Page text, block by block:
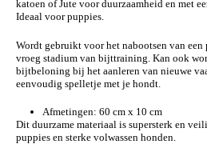
katoen of Jute voor duurzaamheid en met
Ideaal voor puppies.
Wordt gebruikt voor het nabootsen van een
vroeg stadium van bijttraining. Kan ook
bijtbeloning bij het aanleren van nieuwe
eenvoudig spelletje met je hondt.
Afmetingen: 60 cm x 10 cm
Dit duurzame materiaal is supersterk en
puppies en sterke volwassen honden.